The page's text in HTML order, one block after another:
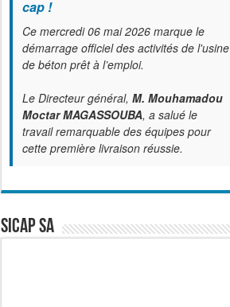
cap !
Ce mercredi 06 mai 2026 marque le
démarrage officiel des activités de l'usine
de béton prêt à l’emploi.
Le Directeur général, M. Mouhamadou
Moctar MAGASSOUBA, a salué le
travail remarquable des équipes pour
cette première livraison réussie.
SICAP SA